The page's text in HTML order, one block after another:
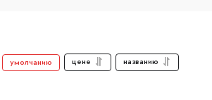
умолчанию цене названию